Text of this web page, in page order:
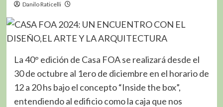
Danilo Raticelli
La 40° edición de Casa FOA se realizará desde el
30 de octubre al 1ero de diciembre en el horario de
12 a 20 hs bajo el concepto “Inside the box”,
entendiendo al edificio como la caja que nos